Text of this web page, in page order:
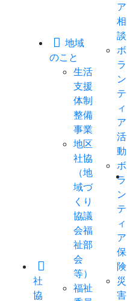
社
協
地域
のこと
生活
支援
体制
整備
事業
地区
社協
（地
域づ
くり
協議
会福
祉部
会
等）
福祉
ア
相
談
ボ
ラ
ン
テ
ィ
ア
活
動
ボ
ラ
ン
テ
ィ
ア
保
険
災
害